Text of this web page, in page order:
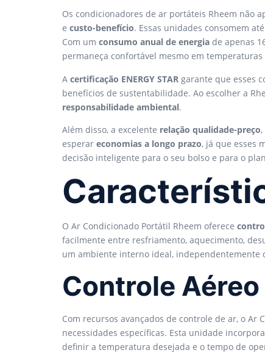
Os condicionadores de ar portáteis Rheem não
e custo-benefício. Essas unidades consomem até
Com um consumo anual de energia de apenas
permaneça confortável mesmo em temperaturas
A certificação ENERGY STAR garante que esses
benefícios de sustentabilidade. Ao escolher a
responsabilidade ambiental.
Além disso, a excelente relação qualidade-preço
esperar economias a longo prazo, já que esses
decisão inteligente para o seu bolso e para o
O Ar Condicionado Portátil Rheem oferece
facilmente entre resfriamento, aquecimento,
um ambiente interno ideal, independentemente
Controle
Com recursos avançados de controle de ar, o
necessidades específicas. Esta unidade
definir a temperatura desejada e o tempo de